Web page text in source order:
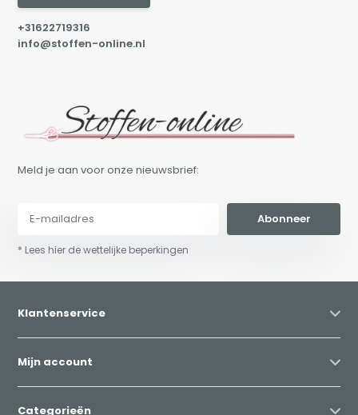
+31622719316
info@stoffen-online.nl
Meld je aan voor onze nieuwsbrief:
Abonneer
* Lees hier de wettelijke beperkingen
Klantenservice
Mijn account
Categorieën